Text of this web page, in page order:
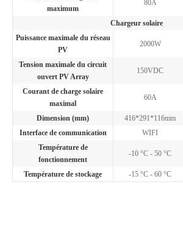
maximum
80A
Chargeur solaire
Puissance maximale du réseau
PV
2000W
Tension maximale du circuit
ouvert PV Array
150VDC
Courant de charge solaire
maximal
60A
Dimension (mm) 416*291*116mm
Interface de communication
WIFI
Température de
fonctionnement
-10 °C - 50 °C
Température de stockage -15 °C - 60 °C